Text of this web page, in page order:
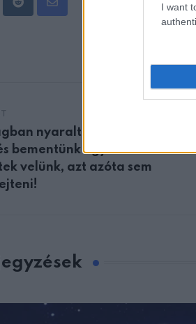
I want
RedditShare
nyaraltunk a
bementünk egy étterembe.
velünk, azt azóta sem